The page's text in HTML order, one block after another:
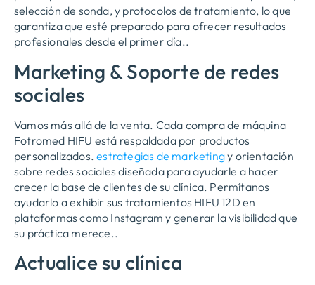
selección de sonda, y protocolos de tratamiento, lo que
garantiza que esté preparado para ofrecer resultados
profesionales desde el primer día..
Marketing & Soporte de redes
sociales
Vamos más allá de la venta. Cada compra de máquina
Fotromed HIFU está respaldada por productos
personalizados.estrategias de marketingy orientación
sobre redes sociales diseñada para ayudarle a hacer
crecer la base de clientes de su clínica. Permítanos
ayudarlo a exhibir sus tratamientos HIFU 12D en
plataformas como Instagram y generar la visibilidad que
su práctica merece..
Actualice su clínica